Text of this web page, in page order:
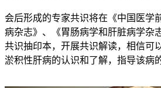
会后形成的专家共识将在《中国医学
病杂志》、《胃肠病学和肝脏病学杂
共识抽印本，开展共识解读，相信可
淤积性肝病的认识和了解，指导该病